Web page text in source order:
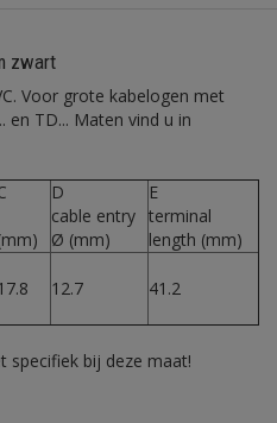
zwart
Voor grote kabelogen met
en TD... Maten vind u in
D
cable entry
Ø (mm)
E
terminal
length (mm)
12.7 41.2
specifiek bij deze maat!